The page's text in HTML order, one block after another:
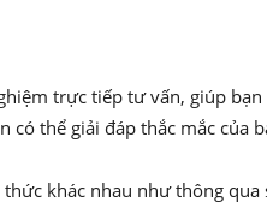
trực tiếp tư vấn, giúp bạn
có thể giải đáp thắc mắc của
khác nhau như thông qua